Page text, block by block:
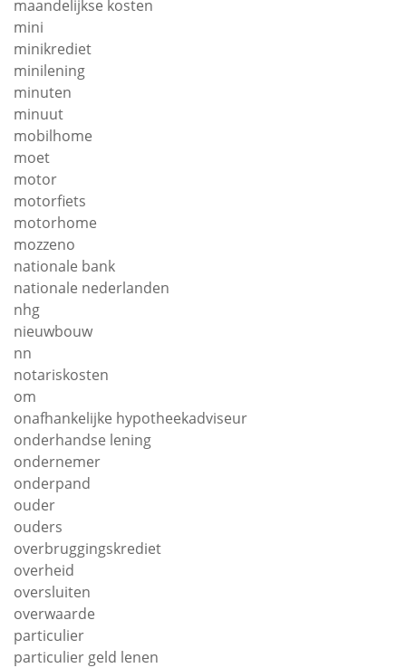
maandelijkse kosten
mini
minikrediet
minilening
minuten
minuut
mobilhome
moet
motor
motorfiets
motorhome
mozzeno
nationale bank
nationale nederlanden
nhg
nieuwbouw
nn
notariskosten
om
onafhankelijke hypotheekadviseur
onderhandse lening
ondernemer
onderpand
ouder
ouders
overbruggingskrediet
overheid
oversluiten
overwaarde
particulier
particulier geld lenen